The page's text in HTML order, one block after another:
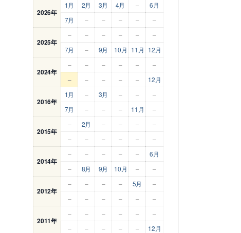
2026年
1月 2月 3月 4月 –
6月
7月
– – – – –
2025年
– – – – –
–
7月
– 9月 10月 11月 12月
2024年
– – – – – –
– – – – – 12月
2016年
1月 – 3月 – –
–
7月
– – – 11月 –
2015年
– 2月 – – –
–
–
– – – – –
2014年
– – – – –
6月
–
8月 9月 10月 – –
2012年
– – – – 5月
–
–
– – – – –
2011年
– – – – –
–
–
– – – – 12月